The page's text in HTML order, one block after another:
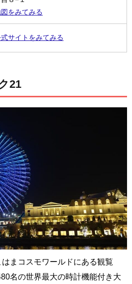
をみてみる
サイトをみてみる
21
まコスモワールドにある観覧
名の世界最大の時計機能付き大